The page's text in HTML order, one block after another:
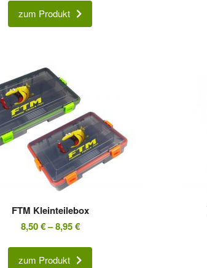
zum Produkt
FTM Kleinteilebox
8,50€–8,95€
zum Produkt